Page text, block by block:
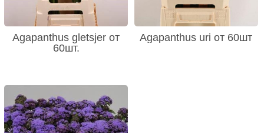
Agapanthus gletsjer от
60шт.
Agapanthus uri от 60шт